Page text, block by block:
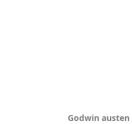
Godwin austen